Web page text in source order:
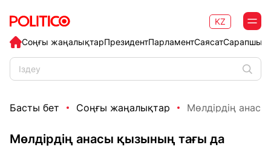
Соңғы жаңалықтарПрезидентПарламентСаясат
KZ
Басты бет Соңғы жаңалықтар Мөлдірдің
Мөлдірдің анасы қызының тағы да